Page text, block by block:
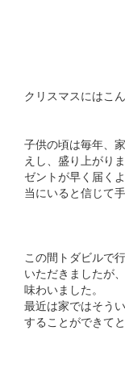
クリスマスにはこ
子供の頃は毎年、
えし、盛り上がり
ゼントが早く届く
当にいると信じて
この間トダビルで
いただきましたが
味わいました。
最近は家ではそう
することができて